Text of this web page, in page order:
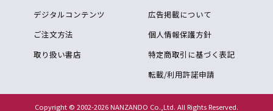
デジタルコンテンツ
ご注文方法
取り扱い書店
広告掲載について
個人情報保護方針
特定商取引に基づく表記
転載/利用許諾申請
Copyright © 2002-2026 NANZANDO Co.,Ltd. All Rights Reserved.